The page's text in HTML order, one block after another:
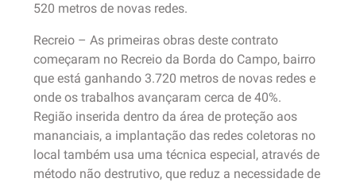
520 metros de novas redes.
Recreio – As primeiras obras deste contrato
começaram no Recreio da Borda do Campo, bairro
que está ganhando 3.720 metros de novas redes e
onde os trabalhos avançaram cerca de 40%.
Região inserida dentro da área de proteção aos
mananciais, a implantação das redes coletoras no
local também usa uma técnica especial, através de
método não destrutivo, que reduz a necessidade de